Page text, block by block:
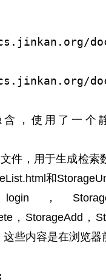
，使用了一个
件，用于生成检索
和
，
，StorageAdd，
些内容是在浏览器